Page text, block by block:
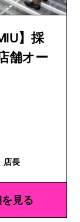
】採
舗オー
店長
見る